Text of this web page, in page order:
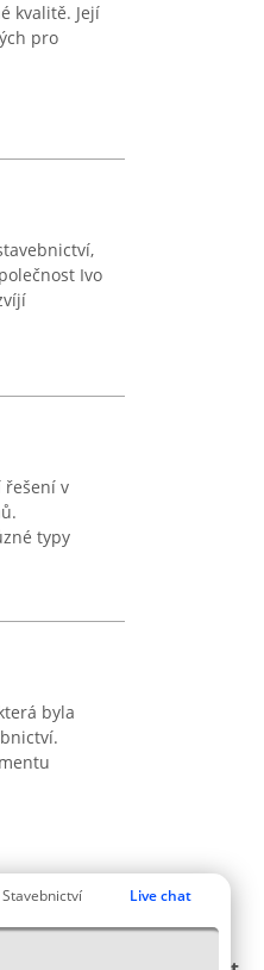
Stavebnictví Live chat
kvalitě. Její
pro
Ivo
řešení v
typy
byla